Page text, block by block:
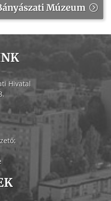
Múzeum
Hivatal